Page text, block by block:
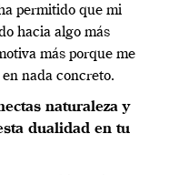
permitido que mi
hacia algo más
más porque me
nada concreto.
naturaleza y
dualidad en tu